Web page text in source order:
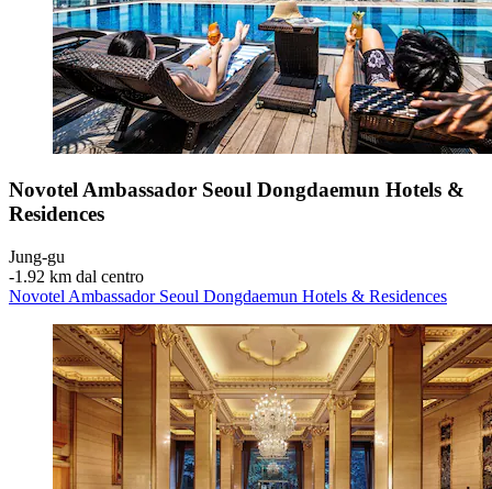
Novotel Ambassador Seoul Dongdaemun Hotels &
Residences
Jung-gu
‐1.92 km dal centro
Novotel Ambassador Seoul Dongdaemun Hotels & Residences